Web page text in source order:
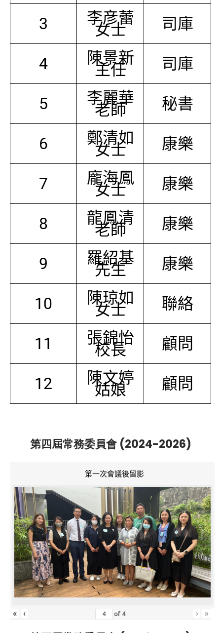
3 李彦蕾
女士 司庫
4 陳景新
主任 司庫
5 李麗華
老師 秘書
6 鄭清如
女士 康樂
7 龐海鳳
女士 康樂
8 龍鳳清
老師 康樂
9 羅紹基
先生 康樂
10 陳琼如
女士 聯絡
11 張錦怡
校長 顧問
12 陳文婷
姑娘 顧問
第四屆常務委員會 (2024-2026)
第一次會議後留影
« ‹ of 4 › »